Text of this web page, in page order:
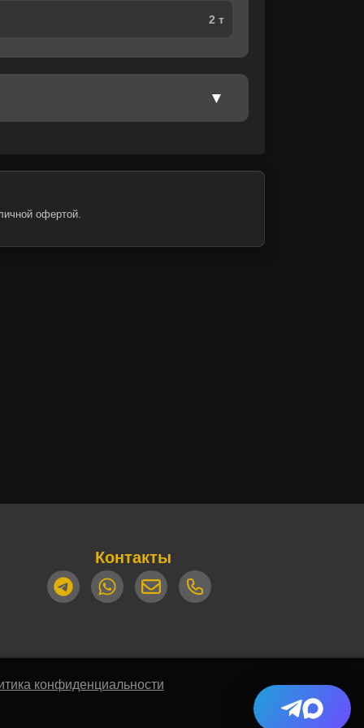
2 т
офертой.
Контакты
конфиденциальности